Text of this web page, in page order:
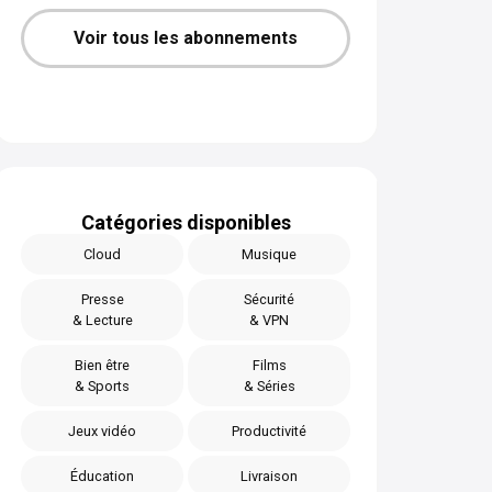
Voir tous les abonnements
Catégories disponibles
Cloud Musique
Presse
& Lecture
Sécurité
& VPN
Bien être
& Sports
Films
& Séries
Jeux vidéo Productivité
Éducation Livraison